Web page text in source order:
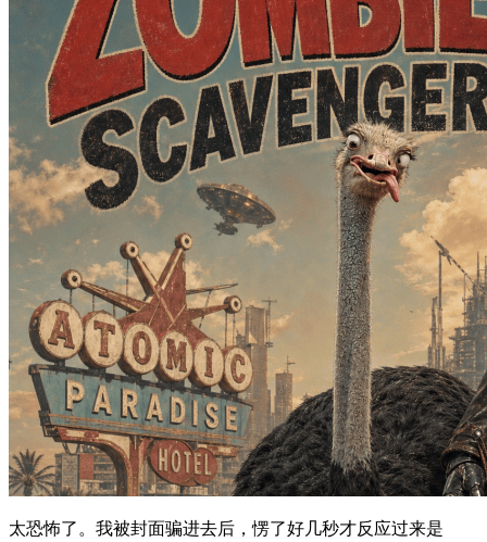
太恐怖了。我被封面骗进去后，愣了好几秒才反应过来是